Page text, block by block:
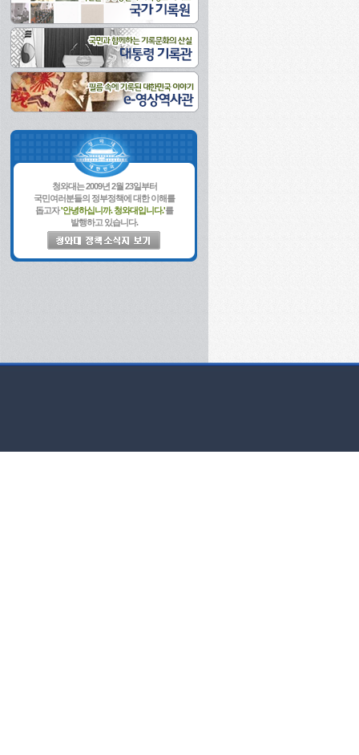
청와대는 2009년 2월 23일부터
국민여러분들의 정부정책에 대한 이해를
돕고자'안녕하십니까. 청와대입니다.'를
발행하고 있습니다.